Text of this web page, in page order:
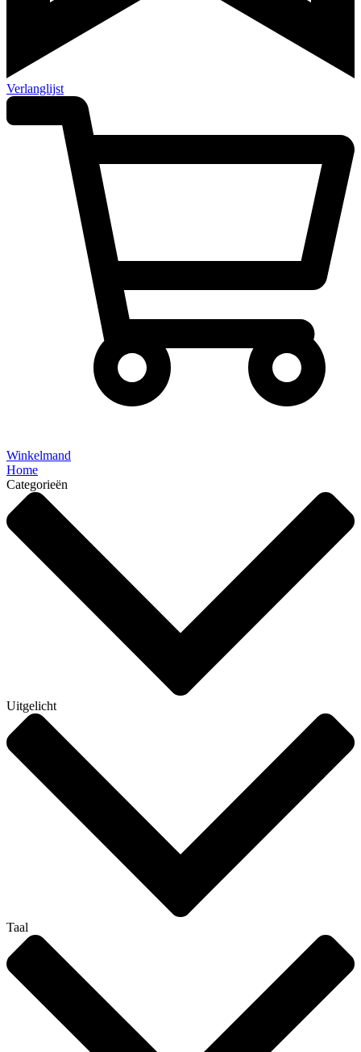
Verlanglijst
Winkelmand
Home
Categorieën
Uitgelicht
Taal